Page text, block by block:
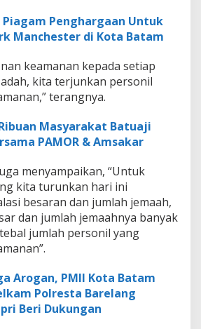
Penghargaan Untuk
Manchester di Kota Batam
keamanan kepada setiap
kita terjunkan personil
terangnya.
Masyarakat Batuaji
PAMOR & Amsakar
menyampaikan, “Untuk
kita turunkan hari ini
besaran dan jumlah jemaah,
dan jumlah jemaahnya banyak
jumlah personil yang
Arogan, PMII Kota Batam
Polresta Barelang
Beri Dukungan